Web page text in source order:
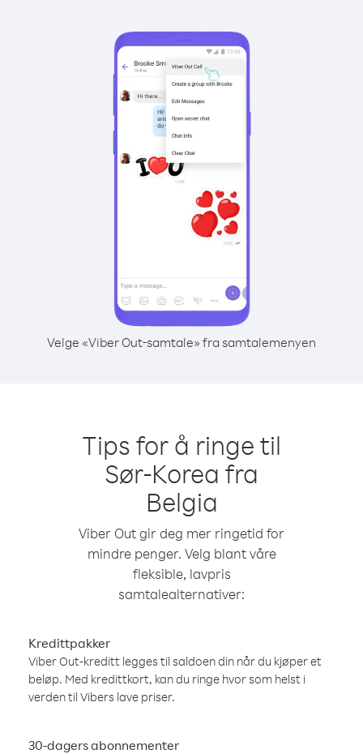
Velge «Viber Out-samtale» fra samtalemenyen
Tips for å ringe til
Sør-Korea fra
Belgia
Viber Out gir deg mer ringetid for
mindre penger. Velg blant våre
fleksible, lavpris
samtalealternativer:
Kredittpakker
Viber Out-kreditt legges til saldoen din når du kjøper et
beløp. Med kredittkort, kan du ringe hvor som helst i
verden til Vibers lave priser.
30-dagers abonnementer